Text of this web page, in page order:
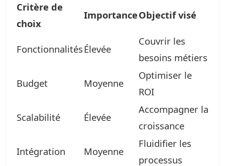
Critère de
choix
ImportanceObjectif visé
FonctionnalitésÉlevée
Couvrir les
besoins métiers
Budget Moyenne
Optimiser le
ROI
Scalabilité Élevée
Accompagner la
croissance
Intégration Moyenne
Fluidifier les
processus